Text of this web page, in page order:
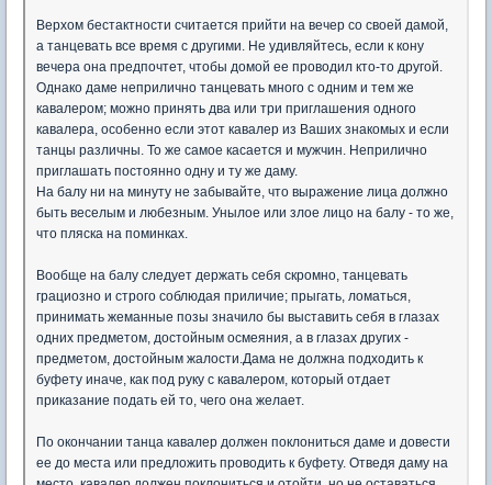
Верхом бестактности считается прийти на вечер со своей дамой,
а танцевать все время с другими. Не удивляйтесь, если к кону
вечера она предпочтет, чтобы домой ее проводил кто-то другой.
Однако даме неприлично танцевать много с одним и тем же
кавалером; можно принять два или три приглашения одного
кавалера, особенно если этот кавалер из Ваших знакомых и если
танцы различны. То же самое касается и мужчин. Неприлично
приглашать постоянно одну и ту же даму.
На балу ни на минуту не забывайте, что выражение лица должно
быть веселым и любезным. Унылое или злое лицо на балу - то же,
что пляска на поминках.
Вообще на балу следует держать себя скромно, танцевать
грациозно и строго соблюдая приличие; прыгать, ломаться,
принимать жеманные позы значило бы выставить себя в глазах
одних предметом, достойным осмеяния, а в глазах других -
предметом, достойным жалости.Дама не должна подходить к
буфету иначе, как под руку с кавалером, который отдает
приказание подать ей то, чего она желает.
По окончании танца кавалер должен поклониться даме и довести
ее до места или предложить проводить к буфету. Отведя даму на